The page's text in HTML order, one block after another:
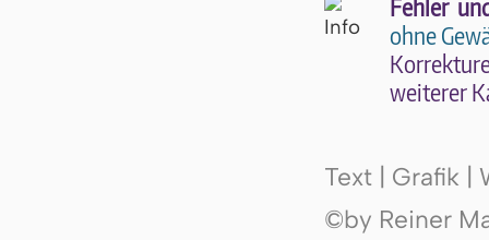
Fehler
ohne
wei­te­rer
Text | Grafik |
©by Reiner